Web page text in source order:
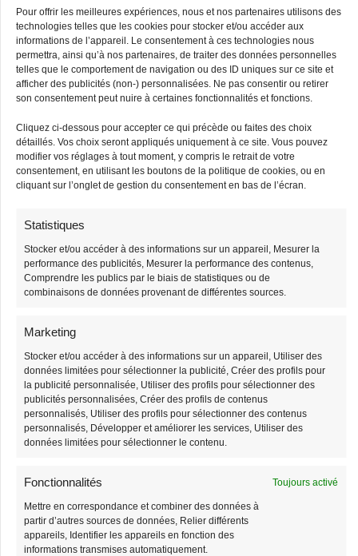
Pour offrir les meilleures expériences, nous et nos partenaires utilisons des
technologies telles que les cookies pour stocker et/ou accéder aux
informations de l’appareil. Le consentement à ces technologies nous
permettra, ainsi qu’à nos partenaires, de traiter des données personnelles
telles que le comportement de navigation ou des ID uniques sur ce site et
afficher des publicités (non-) personnalisées. Ne pas consentir ou retirer
son consentement peut nuire à certaines fonctionnalités et fonctions.
Cliquez ci-dessous pour accepter ce qui précède ou faites des choix
détaillés. Vos choix seront appliqués uniquement à ce site. Vous pouvez
modifier vos réglages à tout moment, y compris le retrait de votre
consentement, en utilisant les boutons de la politique de cookies, ou en
cliquant sur l’onglet de gestion du consentement en bas de l’écran.
Statistiques
Stocker et/ou accéder à des informations sur un appareil, Mesurer la
performance des publicités, Mesurer la performance des contenus,
Comprendre les publics par le biais de statistiques ou de
combinaisons de données provenant de différentes sources.
Marketing
Stocker et/ou accéder à des informations sur un appareil, Utiliser des
données limitées pour sélectionner la publicité, Créer des profils pour
la publicité personnalisée, Utiliser des profils pour sélectionner des
publicités personnalisées, Créer des profils de contenus
personnalisés, Utiliser des profils pour sélectionner des contenus
personnalisés, Développer et améliorer les services, Utiliser des
données limitées pour sélectionner le contenu.
Fonctionnalités Toujours activé
Mettre en correspondance et combiner des données à
partir d’autres sources de données, Relier différents
appareils, Identifier les appareils en fonction des
informations transmises automatiquement.
-3%
Stock limité
Bandouliere Velours
39,90€ 38,90€
-3%
Stock limité
39,90€ 38,90€
-3% -3%
Côtelé Bandoulière
Femme
39,90